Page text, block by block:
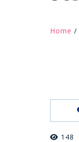
Home /
148